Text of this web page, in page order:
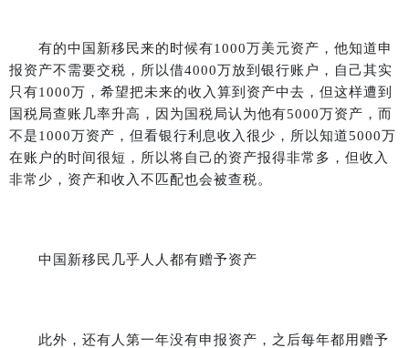
有的中国新移民来的时候有1000万美元资产，他知道申
报资产不需要交税，所以借4000万放到银行账户，自己其实
只有1000万，希望把未来的收入算到资产中去，但这样遭到
国税局查账几率升高，因为国税局认为他有5000万资产，而
不是1000万资产，但看银行利息收入很少，所以知道5000万
在账户的时间很短，所以将自己的资产报得非常多，但收入
非常少，资产和收入不匹配也会被查税。
中国新移民几乎人人都有赠予资产
此外，还有人第一年没有申报资产，之后每年都用赠予